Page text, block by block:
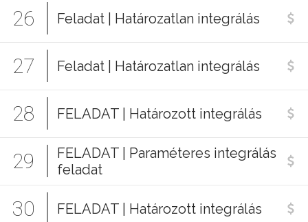
26 Feladat | Határozatlan integrálás
27 Feladat | Határozatlan integrálás
28 FELADAT | Határozott integrálás
29
FELADAT | Paraméteres integrálás
feladat
30 FELADAT | Határozott integrálás